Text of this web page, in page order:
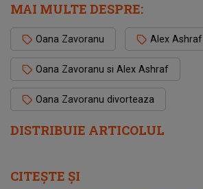
DISTRIBUIE ARTICOLUL
MAI MULTE DESPRE:
Oana Zavoranu Alex Ashraf
Oana Zavoranu si Alex Ashraf
Oana Zavoranu divorteaza
CITEȘTE ȘI